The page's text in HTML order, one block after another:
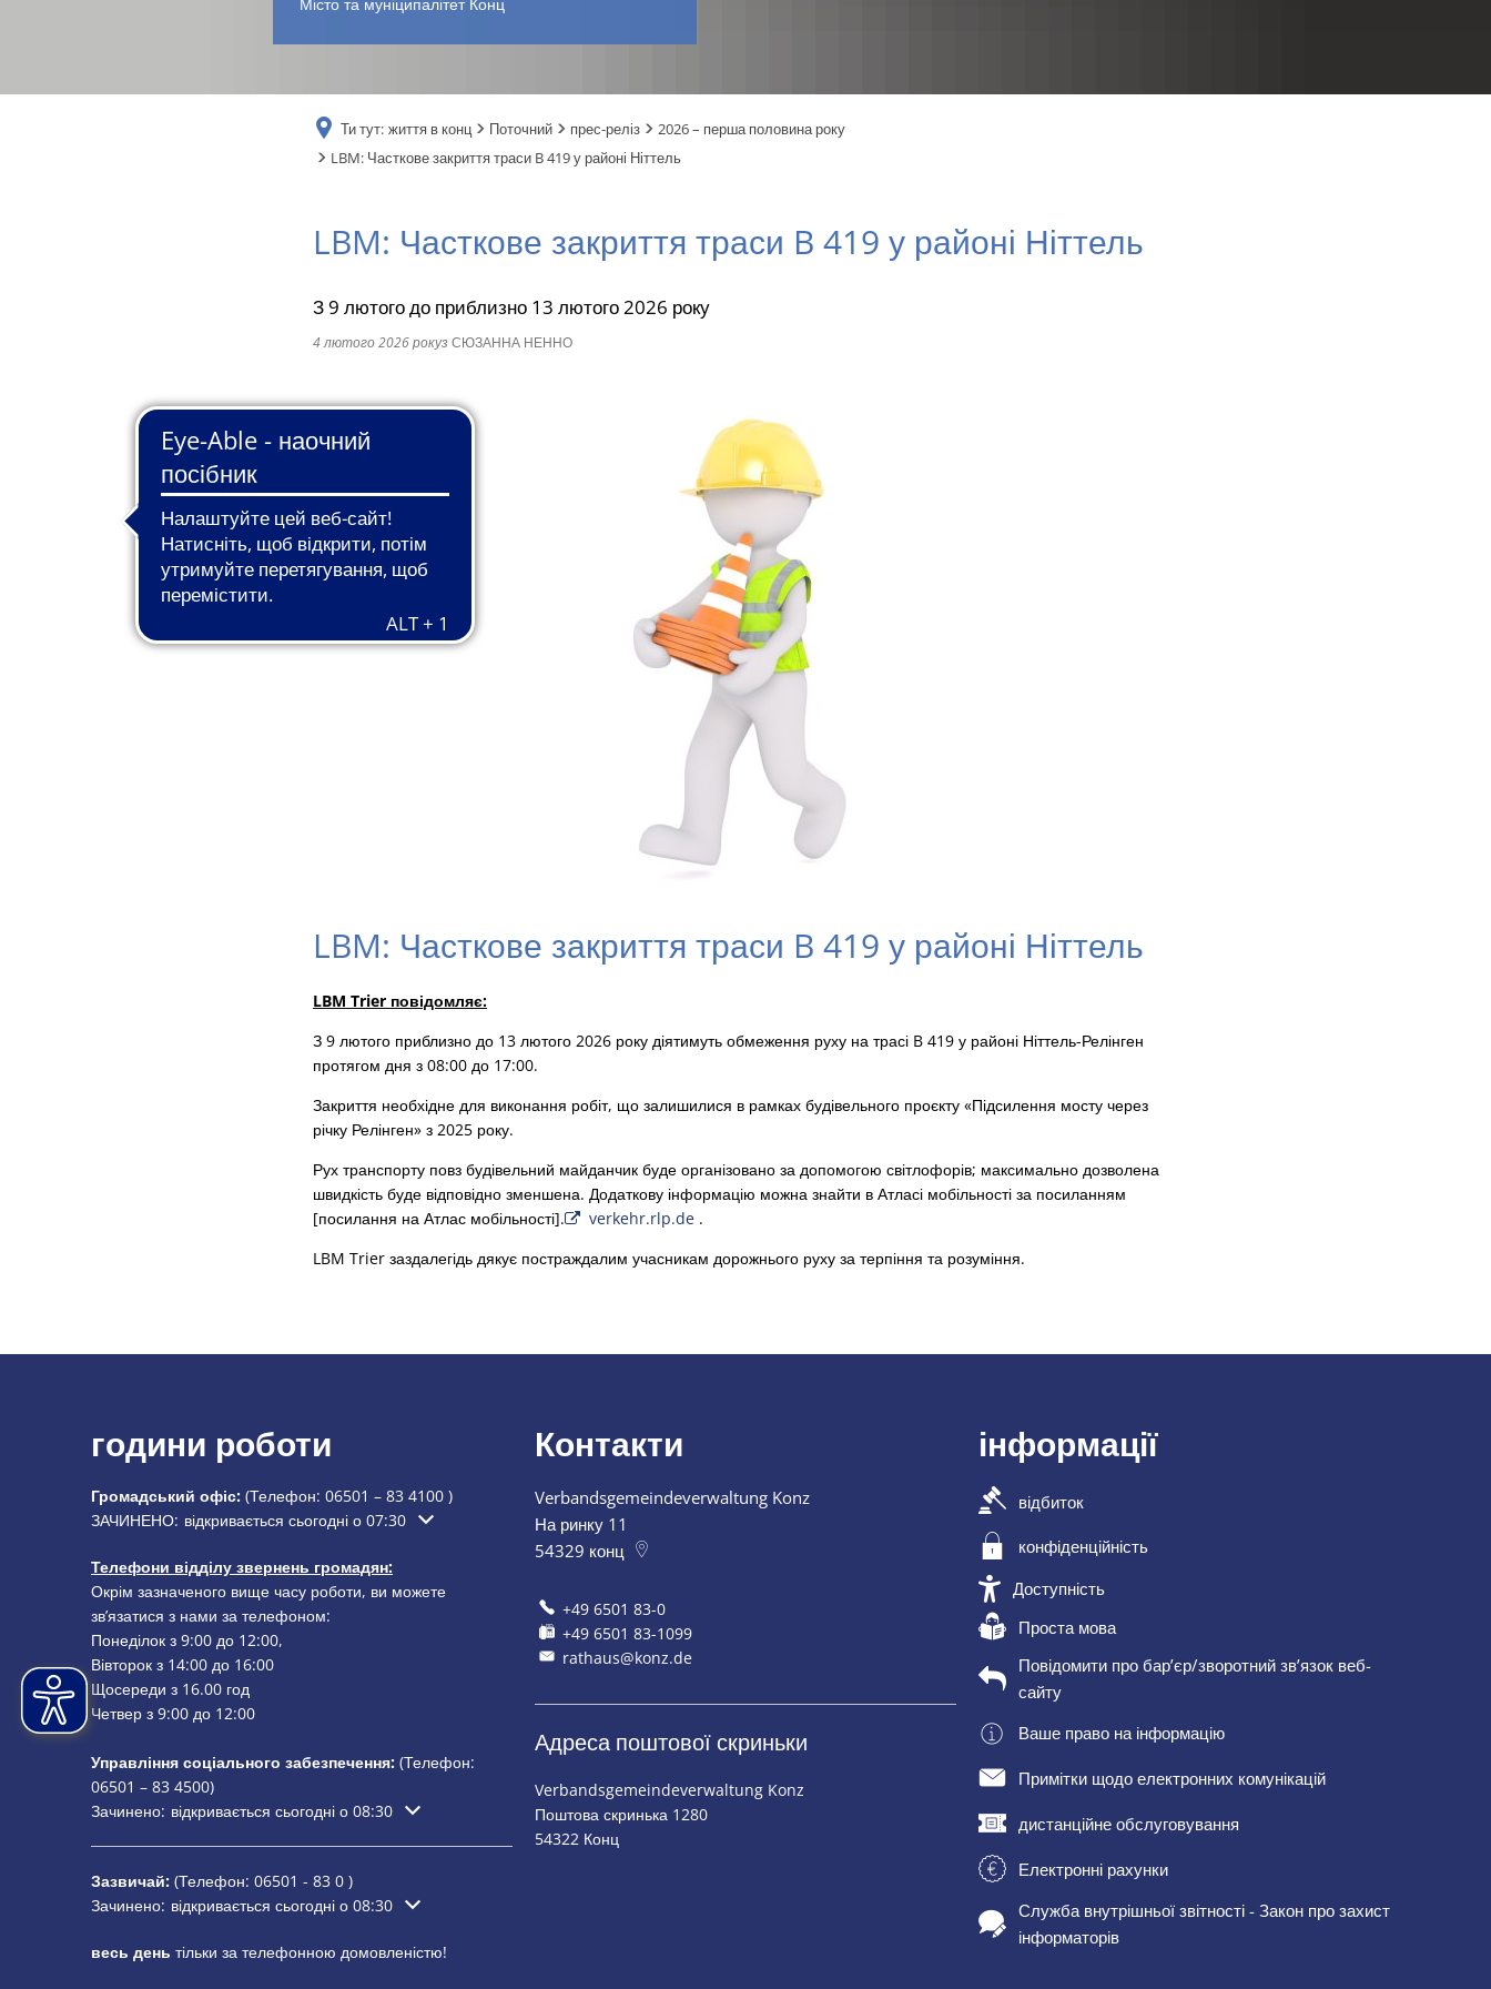
Ти тут: життя в конц Поточний прес-реліз
2026 – перша половина року
LBM: Часткове закриття траси B 419 у районі Ніттель
LBM: Часткове закриття траси B 419 у районі Ніттель
З 9 лютого до приблизно 13 лютого 2026 року
4 лютого 2026 рокузСЮЗАННА НЕННО
LBM: Часткове закриття траси B 419 у районі Ніттель
LBM Trier повідомляє:
З 9 лютого приблизно до 13 лютого 2026 року діятимуть обмеження руху на трасі B 419 у районі Ніттель-Релінген
протягом дня з 08:00 до 17:00.
Закриття необхідне для виконання робіт, що залишилися в рамках будівельного проєкту «Підсилення мосту через
річку Релінген» з 2025 року.
Рух транспорту повз будівельний майданчик буде організовано за допомогою світлофорів; максимально дозволена
швидкість буде відповідно зменшена. Додаткову інформацію можна знайти в Атласі мобільності за посиланням
[посилання на Атлас мобільності].
verkehr.rlp.de.
LBM Trier заздалегідь дякує постраждалим учасникам дорожнього руху за терпіння та розуміння.
години роботи
Громадський офіс: (Телефон: 06501 – 83 4100 )
Натисніть, щоб приховати додатковий час відкриття або закриття
ЗАЧИНЕНО: відкривається сьогодні о 07:30
Телефони відділу звернень громадян:
Окрім зазначеного вище часу роботи, ви можете
зв’язатися з нами за телефоном:
Понеділок з 9:00 до 12:00,
Вівторок з 14:00 до 16:00
Щосереди з 16.00 год
Четвер з 9:00 до 12:00
Управління соціального забезпечення: (Телефон:
06501 – 83 4500)
Натисніть, щоб приховати додатковий час відкриття або закриття
Зачинено: відкривається сьогодні о 08:30
Зазвичай: (Телефон: 06501 - 83 0 )
Натисніть, щоб приховати додатковий час відкриття або закриття
Зачинено: відкривається сьогодні о 08:30
весь день тільки за телефонною домовленістю!
Контакти
Verbandsgemeindeverwaltung Konz
На ринку 11
54329 конц
+49 6501 83-0
+49 6501 83-1099
rathaus@konz.de
Адреса поштової скриньки
Verbandsgemeindeverwaltung Konz
Поштова скринька 1280
54322 Конц
інформації
відбиток
конфіденційність
Доступність
Проста мова
Повідомити про бар’єр/зворотний зв’язок веб-
сайту
Ваше право на інформацію
Примітки щодо електронних комунікацій
дистанційне обслуговування
Електронні рахунки
Служба внутрішньої звітності - Закон про захист
інформаторів